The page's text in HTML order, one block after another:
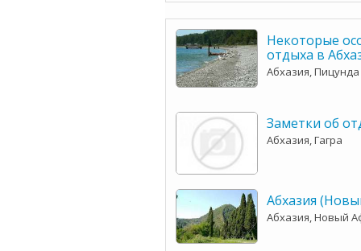
Некоторые
отдыха в
Абхазия, Пицунда
Заметки об
Абхазия, Гагра
Абхазия
Абхазия, Новый